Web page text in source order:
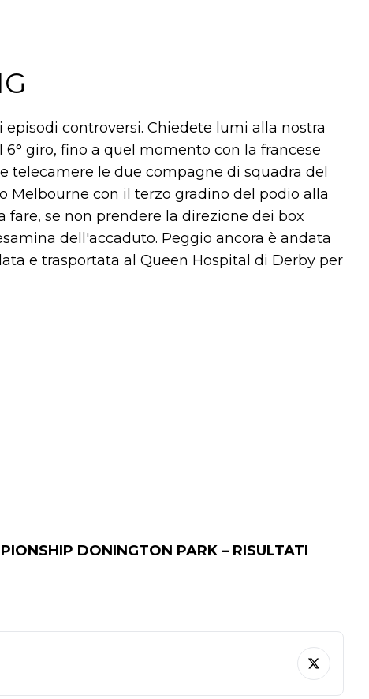
controversi. Chiedete lumi alla nostra
giro, fino a quel momento con la francese
telecamere le due compagne di squadra del
Melbourne con il terzo gradino del podio alla
se non prendere la direzione dei box
dell'accaduto. Peggio ancora è andata
e trasportata al Queen Hospital di Derby per
DONINGTON PARK – RISULTATI